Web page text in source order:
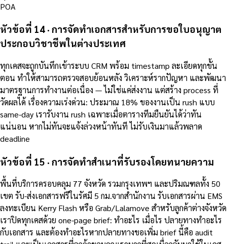
POA
หัวข้อที่ 14 · การจัดทำเอกสารสำหรับการขอใบอนุญาต
ประกอบวิชาชีพในต่างประเทศ
ทุกเคสจะถูกบันทึกเข้าระบบ CRM พร้อม timestamp ละเอียดทุกขั้น
ตอน ทำให้สามารถตรวจสอบย้อนหลัง วิเคราะห์รากปัญหา และพัฒนา
มาตรฐานการทำงานต่อเนื่อง — ไม่ใช่แค่ส่งงาน แต่สร้าง process ที่
วัดผลได้ เรื่องความเร่งด่วน: ประมาณ 18% ของงานเป็น rush แบบ
same-day เรารับงาน rush เฉพาะเมื่อตารางทีมยืนยันได้ว่าทัน
แน่นอน หากไม่ทันจะแจ้งล่วงหน้าทันที ไม่รับเงินมาแล้วพลาด
deadline
หัวข้อที่ 15 · การจัดทำสำเนาที่รับรองโดยทนายความ
พื้นที่บริการครอบคลุม 77 จังหวัด รวมกรุงเทพฯ และปริมณฑลทั้ง 50
เขต รับ-ส่งเอกสารฟรีในรัศมี 5 กม.จากสำนักงาน รับเอกสารผ่าน EMS
ลงทะเบียน Kerry Flash หรือ Grab/Lalamove สำหรับลูกค้าต่างจังหวัด
เราปิดทุกเคสด้วย one-page brief: ทำอะไร เมื่อไร ปลายทางทำอะไร
กับเอกสาร และต้องทำอะไรหากปลายทางขอเพิ่ม brief นี้คือ audit